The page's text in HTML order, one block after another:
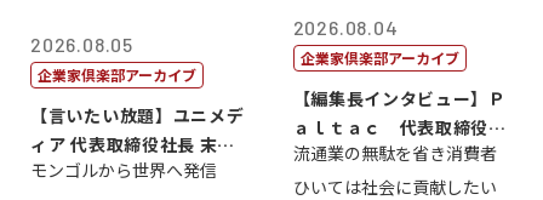
2026.08.05
企業家倶楽部アーカイブ
【言いたい放題】ユニメデ
ィア 代表取締役社長 末田
真
モンゴルから世界へ発信
2026.08.04
企業家倶楽部アーカイブ
【編集長インタビュー】Ｐ
ａｌｔａｃ 代表取締役会
長三木田國夫
流通業の無駄を省き消費者
ひいては社会に貢献したい